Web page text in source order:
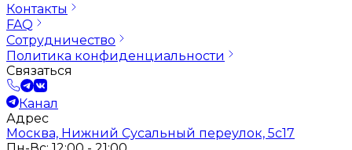
Контакты
FAQ
Сотрудничество
Политика конфиденциальности
Связаться
Канал
Адрес
Москва, Нижний Сусальный переулок, 5с17